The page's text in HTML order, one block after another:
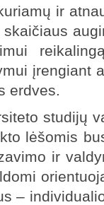
ir
įrengiant
erdves.
studijų
lėšomis
ir
–